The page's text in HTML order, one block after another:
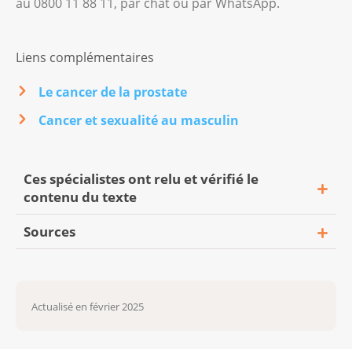
Liens complémentaires
Le cancer de la prostate
Cancer et sexualité au masculin
Ces spécialistes ont relu et vérifié le
contenu du texte
PD Dr méd. Aurelius Omlin, médecin
de Zurich
Sources
AWMF) (2024). S3-Leitlinie
Actualisé en février 2025